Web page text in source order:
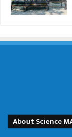
About Science